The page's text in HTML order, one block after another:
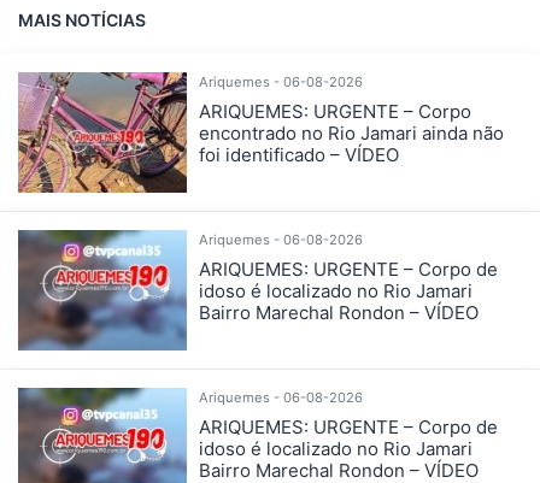
MAIS NOTÍCIAS
Ariquemes - 06-08-2026
ARIQUEMES: URGENTE – Corpo
encontrado no Rio Jamari ainda não
foi identificado – VÍDEO
Ariquemes - 06-08-2026
ARIQUEMES: URGENTE – Corpo de
idoso é localizado no Rio Jamari
Bairro Marechal Rondon – VÍDEO
Ariquemes - 06-08-2026
ARIQUEMES: URGENTE – Corpo de
idoso é localizado no Rio Jamari
Bairro Marechal Rondon – VÍDEO